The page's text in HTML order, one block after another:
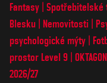
Fantasy Spotřebitelské
Blesku
Nemovitosti
psychologické mýty
prostor Level 9
2026/27